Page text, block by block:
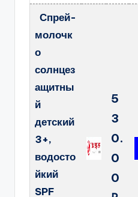
Спрей-
молочк
о
солнцез
ащитны
й
детский
3+,
водосто
йкий
SPF
5
3
0.
0
0